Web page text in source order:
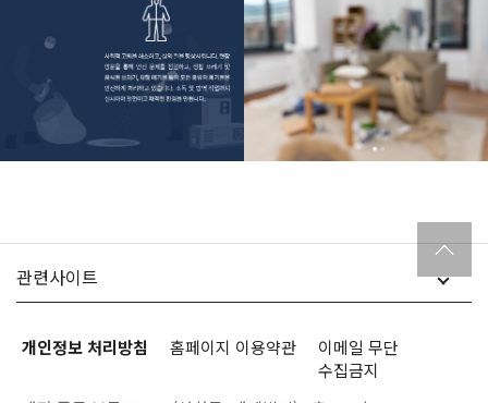
개인정보 처리방침 홈페이지 이용약관
이메일 무단
수집금지
관련사이트
상단으로